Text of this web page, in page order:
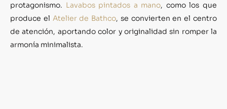
protagonismo. Lavabos pintados a mano, como los que
produce el Atelier de Bathco, se convierten en el centro
de atención, aportando color y originalidad sin romper la
armonía minimalista.